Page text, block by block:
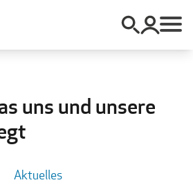
uns und unsere
Aktuelles